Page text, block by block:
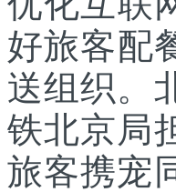
好旅客配
送组织。
铁北京局
旅客携宠